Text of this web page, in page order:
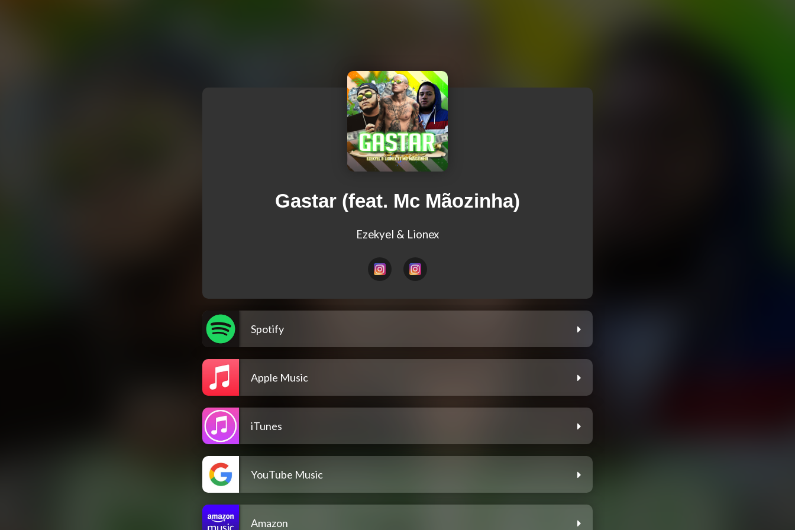
Gastar (feat. Mc Mãozinha)
Ezekyel & Lionex
Spotify
Apple Music
iTunes
YouTube Music
Amazon